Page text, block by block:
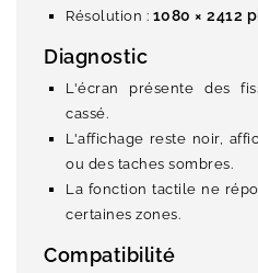
Résolution : 1080 × 2412
Diagnostic
L'écran présente des
cassé.
L'affichage reste noir,
ou des taches sombres.
La fonction tactile ne
certaines zones.
Compatibilité